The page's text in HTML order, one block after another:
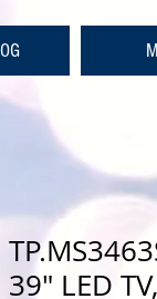
39″ LED